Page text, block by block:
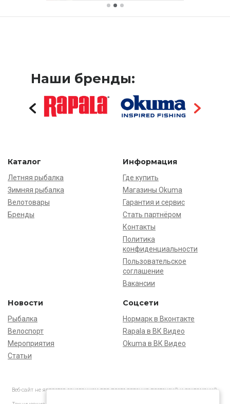
Наши бренды:
Каталог
Летняя рыбалка
Зимняя рыбалка
Велотовары
Бренды
Информация
Где купить
Магазины Okuma
Гарантия и сервис
Стать партнёром
Контакты
Политика
конфиденциальности
Пользовательское
соглашение
Вакансии
Новости
Рыбалка
Велоспорт
Мероприятия
Статьи
Соцсети
Нормарк в Вконтакте
Rapala в ВК Видео
Okuma в ВК Видео
Веб-сайт не является основанием для предъявления претензий и рекламаций,